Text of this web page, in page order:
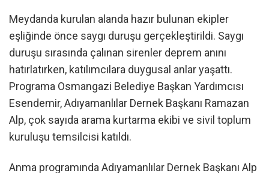
Meydanda kurulan alanda hazır bulunan ekipler
eşliğinde önce saygı duruşu gerçekleştirildi. Saygı
duruşu sırasında çalınan sirenler deprem anını
hatırlatırken, katılımcılara duygusal anlar yaşattı.
Programa Osmangazi Belediye Başkan Yardımcısı
Esendemir, Adıyamanlılar Dernek Başkanı Ramazan
Alp, çok sayıda arama kurtarma ekibi ve sivil toplum
kuruluşu temsilcisi katıldı.
Anma programında Adıyamanlılar Dernek Başkanı Alp